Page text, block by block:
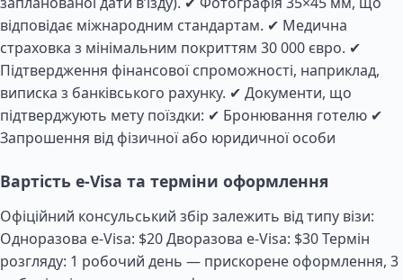
відповідає міжнародним стандартам. ✔ Медична
страховка з мінімальним покриттям 30 000 євро. ✔
Підтвердження фінансової спроможності, наприклад,
виписка з банківського рахунку. ✔ Документи, що
підтверджують мету поїздки: ✔ Бронювання готелю ✔
Запрошення від фізичної або юридичної особи
Вартість e-Visa та терміни оформлення
Офіційний консульський збір залежить від типу візи:
Одноразова e-Visa: $20 Дворазова e-Visa: $30 Термін
розгляду: 1 робочий день — прискорене оформлення, 3